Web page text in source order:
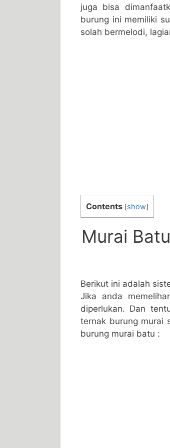
juga bisa
burung ini memiliki
solah bermelodi,
Contents [show]
Murai
Berikut ini adalah
Jika anda
diperlukan. Dan
ternak burung murai
burung murai batu :